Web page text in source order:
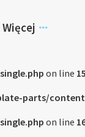
Więcej
on line 15
parts/
on line